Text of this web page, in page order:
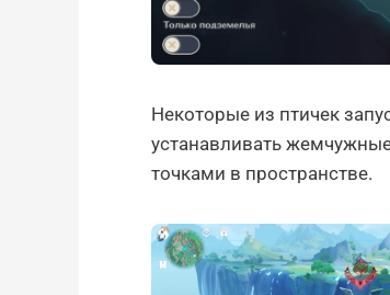
Некоторые из птичек
устанавливать
точками в пространстве.